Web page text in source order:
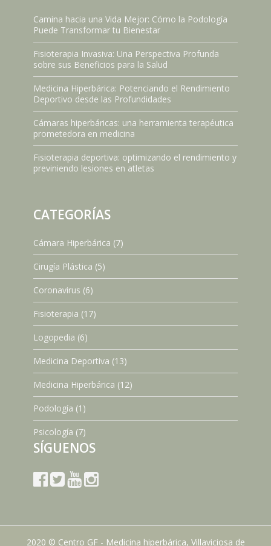
Camina hacia una Vida Mejor: Cómo la Podología
Puede Transformar tu Bienestar
Fisioterapia Invasiva: Una Perspectiva Profunda
sobre sus Beneficios para la Salud
Medicina Hiperbárica: Potenciando el Rendimiento
Deportivo desde las Profundidades
Cámaras hiperbáricas: una herramienta terapéutica
prometedora en medicina
Fisioterapia deportiva: optimizando el rendimiento y
previniendo lesiones en atletas
CATEGORÍAS
Cámara Hiperbárica (7)
Cirugía Plástica (5)
Coronavirus (6)
Fisioterapia (17)
Logopedia (6)
Medicina Deportiva (13)
Medicina Hiperbárica (12)
Podología (1)
Psicología (7)
SÍGUENOS
2020 © Centro GF - Medicina hiperbárica, Villaviciosa de